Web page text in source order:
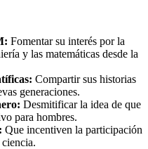
Fomentar su interés por la
y las matemáticas desde la
Compartir sus historias
generaciones.
Desmitificar la idea de que
para hombres.
Que incentiven la participación